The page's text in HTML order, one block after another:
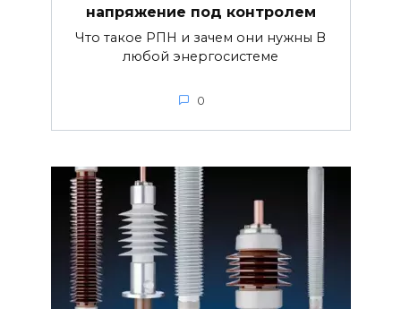
напряжение под контролем
Что такое РПН и зачем они нужны В
любой энергосистеме
0